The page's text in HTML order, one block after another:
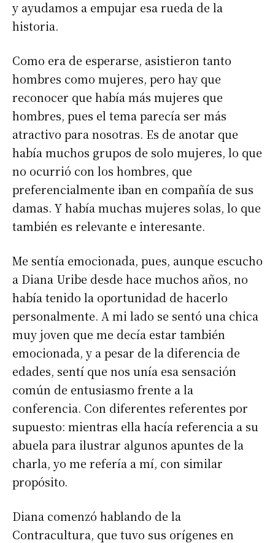
y ayudamos a empujar esa rueda de la
historia.
Como era de esperarse, asistieron tanto
hombres como mujeres, pero hay que
reconocer que había más mujeres que
hombres, pues el tema parecía ser más
atractivo para nosotras. Es de anotar que
había muchos grupos de solo mujeres, lo que
no ocurrió con los hombres, que
preferencialmente iban en compañía de sus
damas. Y había muchas mujeres solas, lo que
también es relevante e interesante.
Me sentía emocionada, pues, aunque escucho
a Diana Uribe desde hace muchos años, no
había tenido la oportunidad de hacerlo
personalmente. A mi lado se sentó una chica
muy joven que me decía estar también
emocionada, y a pesar de la diferencia de
edades, sentí que nos unía esa sensación
común de entusiasmo frente a la
conferencia. Con diferentes referentes por
supuesto: mientras ella hacía referencia a su
abuela para ilustrar algunos apuntes de la
charla, yo me refería a mí, con similar
propósito.
Diana comenzó hablando de la
Contracultura, que tuvo sus orígenes en